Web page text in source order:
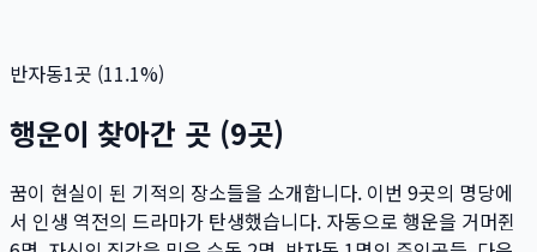
반자동1곳 (11.1%)
행운이 찾아간 곳 (9곳)
꿈이 현실이 된 기적의 장소들을 소개합니다. 이번 9곳의 명당에
서 인생 역전의 드라마가 탄생했습니다. 자동으로 행운을 거머쥔